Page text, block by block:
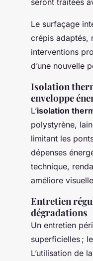
Le surfaçage
crépis adaptés,
interventions
d’une nouvelle
Isolation
enveloppe
L’isolation
polystyrène,
limitant les
dépenses
technique,
améliore
Entretien
dégradations
Un entretien
superficielles ;
L’utilisation de